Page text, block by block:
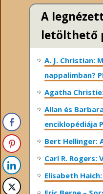
A
letölthető
A. J. Christian:
nappalimban?
Agatha
Allan és
enciklopédiája
Bert Hellinger:
Carl R. Rogers:
Elisabeth